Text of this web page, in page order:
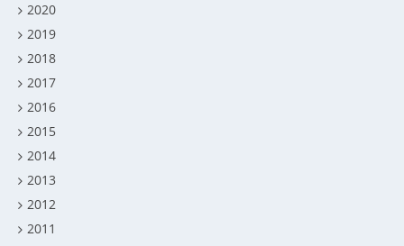
2020
2019
2018
2017
2016
2015
2014
2013
2012
2011